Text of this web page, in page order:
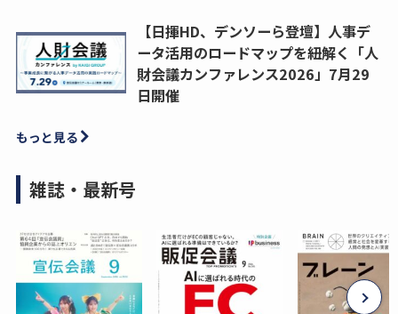
【日揮HD、デンソーら登壇】人事デ
ータ活用のロードマップを紐解く「人
財会議カンファレンス2026」7月29
日開催
もっと見る
雑誌・最新号